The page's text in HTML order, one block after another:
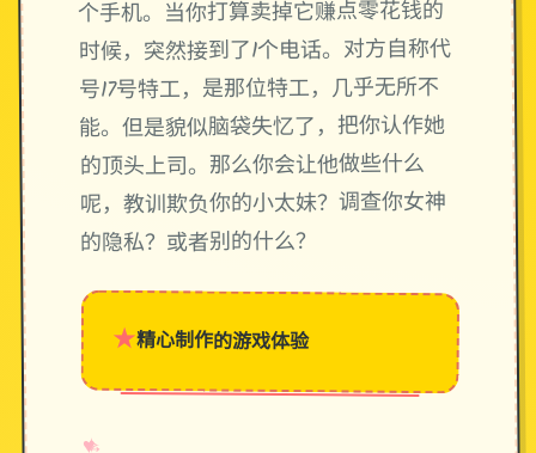
个手机。当你打算卖掉它赚点零花钱的
时候，突然接到了1个电话。对方自称代
号17号特工，是那位特工，几乎无所不
能。但是貌似脑袋失忆了，把你认作她
的顶头上司。那么你会让他做些什么
呢，教训欺负你的小太妹？调查你女神
的隐私？或者别的什么？
★精心制作的游戏体验